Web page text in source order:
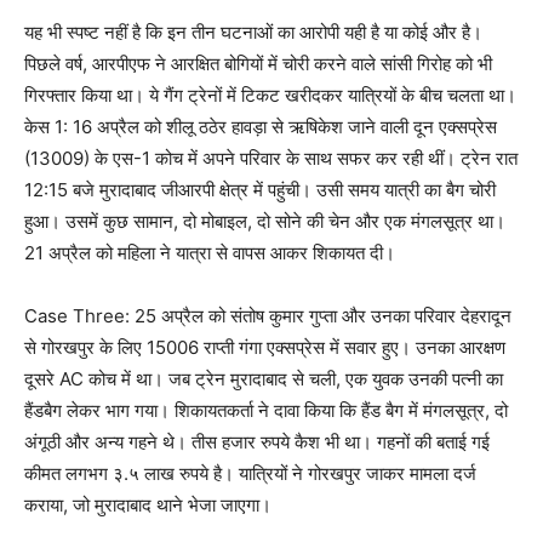
यह भी स्पष्ट नहीं है कि इन तीन घटनाओं का आरोपी यही है या कोई और है।
पिछले वर्ष, आरपीएफ ने आरक्षित बोगियों में चोरी करने वाले सांसी गिरोह को भी
गिरफ्तार किया था। ये गैंग ट्रेनों में टिकट खरीदकर यात्रियों के बीच चलता था।
केस 1: 16 अप्रैल को शीलू ठठेर हावड़ा से ऋषिकेश जाने वाली दून एक्सप्रेस
(13009) के एस-1 कोच में अपने परिवार के साथ सफर कर रही थीं। ट्रेन रात
12:15 बजे मुरादाबाद जीआरपी क्षेत्र में पहुंची। उसी समय यात्री का बैग चोरी
हुआ। उसमें कुछ सामान, दो मोबाइल, दो सोने की चेन और एक मंगलसूत्र था।
21 अप्रैल को महिला ने यात्रा से वापस आकर शिकायत दी।
Case Three: 25 अप्रैल को संतोष कुमार गुप्ता और उनका परिवार देहरादून
से गोरखपुर के लिए 15006 राप्ती गंगा एक्सप्रेस में सवार हुए। उनका आरक्षण
दूसरे AC कोच में था। जब ट्रेन मुरादाबाद से चली, एक युवक उनकी पत्नी का
हैंडबैग लेकर भाग गया। शिकायतकर्ता ने दावा किया कि हैंड बैग में मंगलसूत्र, दो
अंगूठी और अन्य गहने थे। तीस हजार रुपये कैश भी था। गहनों की बताई गई
कीमत लगभग ३.५ लाख रुपये है। यात्रियों ने गोरखपुर जाकर मामला दर्ज
कराया, जो मुरादाबाद थाने भेजा जाएगा।